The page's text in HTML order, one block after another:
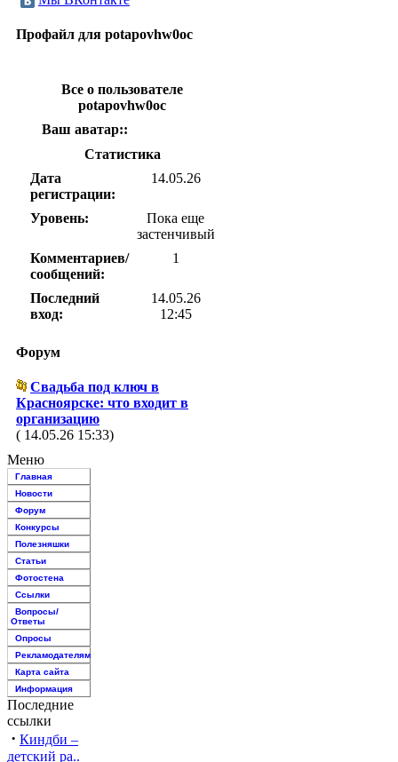
Профайл для potapovhw0oc
Все о пользователе
potapovhw0oc
Ваш аватар::
Статистика
Дата
регистрации:
14.05.26
Уровень:
Пока еще
застенчивый
Комментариев/
сообщений:
1
Последний
вход:
14.05.26
12:45
Форум
Свадьба под ключ в
Красноярске: что входит в
организацию
( 14.05.26 15:33)
Меню
Главная
Новости
Форум
Конкурсы
Полезняшки
Статьи
Фотостена
Ссылки
Вопросы/
Ответы
Опросы
Рекламодателям
Карта сайта
Информация
Последние
ссылки
· Киндби –
детский ра..